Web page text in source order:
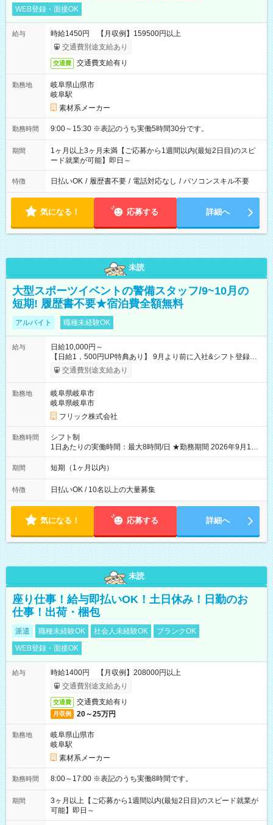
WEB登録・面接OK
給与
時給1450円 【月収例】159500円以上
交通費別途支給あり
交通費 交通費支給有り
勤務地
岐阜県山県市
岐阜駅
素材系メーカー
勤務時間 9:00～15:30 ※表記のうち実働5時間30分です。
期間
1ヶ月以上3ヶ月未満【ご応募から1週間以内(最短2日目)のスピ
ード就業が可能】即日～
特徴 日払いOK / 履歴書不要 / 電話対応なし / パソコンスキル不要
気になる！ 応募する 詳細へ
未読
大型スポーツイベントの警備スタッフ/9~10月の
短期! 履歴書不要★宿泊費全額無料
アルバイト 職種未経験OK
給与
日給10,000円～
【日給1，500円UP特典あり】 9月より前に入社&シフト登録す
ると 期間中(9/16~10/23) の日給がUP! 日給1万1500円でしっか
り稼げます♪ 【試用期間】試用期間なし
交通費別途支給あり
勤務地
岐阜県岐阜市
岐阜県岐阜市
フリック株式会社
勤務時間
シフト制
1日あたりの実働時間：最大8時間/日 ★勤務期間 2026年9月16
日~2026年10月23日 短期勤務OK! 期間中フル勤務できる方優遇
※週3~5日勤務(勤務日数応相談) ※期間前から勤務スタートも可
り ※夜勤シフトあり
期間 短期（1ヶ月以内）
特徴 日払いOK / 10名以上の大量募集
気になる！ 応募する 詳細へ
未読
座り仕事！給与即払いOK！土日休み！日勤のお
仕事！出荷・梱包
派遣 職種未経験OK 社会人未経験OK
ブランクOK
WEB登録・面接OK
給与
時給1400円 【月収例】208000円以上
交通費別途支給あり
交通費 交通費支給有り
月収例 20～25万円
勤務地
岐阜県山県市
岐阜駅
素材系メーカー
勤務時間 8:00～17:00 ※表記のうち実働8時間です。
期間
3ヶ月以上【ご応募から1週間以内(最短2日目)のスピード就業が
可能】即日～